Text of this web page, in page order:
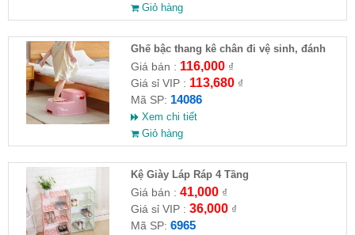
Giỏ hàng
Ghế bậc thang kê chân đi vệ sinh, đánh
răng, ghế tắm
Giá bán : 116,000₫
Giá sỉ VIP : 113,680₫
Mã SP: 14086
Xem chi tiết
Giỏ hàng
Kệ Giày Láp Ráp 4 Tầng
Giá bán : 41,000₫
Giá sỉ VIP : 36,000₫
Mã SP: 6965